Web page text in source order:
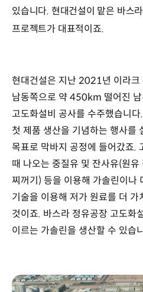
있습니다. 현대건설이 맡은 바스
프로젝트가 대표적이죠.
현대건설은 지난 2021년 이라크
남동쪽으로 약 450km 떨어진
고도화설비 공사를 수주했습니
첫 제품 생산을 기념하는 행사를
목표로 막바지 공정에 들어갔죠.
때 나오는 중질유 및 잔사유(원
찌꺼기) 등을 이용해 가솔린이나
기술을 이용해 저가 원료를 더 가
것이죠. 바스라 정유공장 고도화
이르는 가솔린을 생산할 수 있습